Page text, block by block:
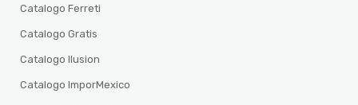
Catalogo Ferreti
Catalogo Gratis
Catalogo Ilusion
Catalogo ImporMexico